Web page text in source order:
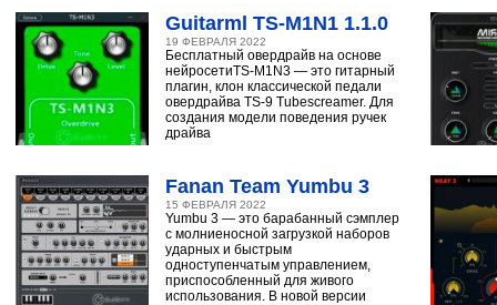
Guitarml TS-M1N1 1.1.0
19 ФЕВРАЛЯ 2022
Бесплатный овердрайв на основе
нейросетиTS-M1N3 — это гитарный
плагин, клон классической педали
овердрайва TS-9 Tubescreamer. Для
создания модели поведения ручек
драйва
Fanan Team Yumbu 3
15 ФЕВРАЛЯ 2022
Yumbu 3 — это барабанный сэмплер
с молниеносной загрузкой наборов
ударных и быстрым
одноступенчатым управлением,
приспособленный для живого
использования. В новой версии